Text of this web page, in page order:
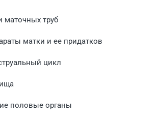
маточных труб
матки и ее придатков
цикл
половые органы